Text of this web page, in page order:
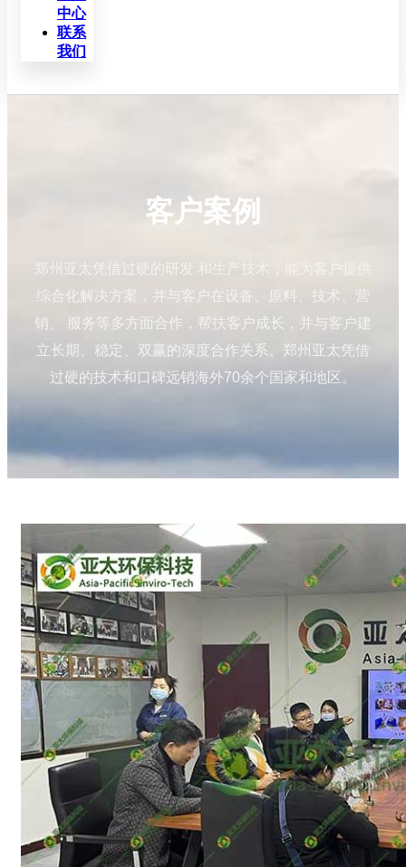
中心
联系
我们
客户案例
郑州亚太凭借过硬的研发 和生产技术，能为客户提供
综合化解决方案，并与客户在设备、原料、技术、营
销、 服务等多方面合作，帮扶客户成长，并与客户建
立长期、稳定、双赢的深度合作关系。郑州亚太凭借
过硬的技术和口碑远销海外70余个国家和地区。